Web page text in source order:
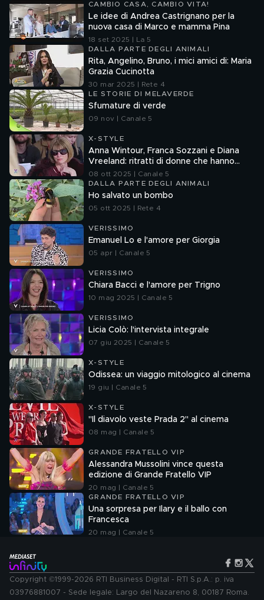
CAMBIO CASA, CAMBIO VITA!
Le idee di Andrea Castrignano per la
nuova casa di Marco e mamma Pina
18 set 2025 | La 5
DALLA PARTE DEGLI ANIMALI
Rita, Angelino, Bruno, i mici amici di: Maria
Grazia Cucinotta
30 mar 2025 | Rete 4
LE STORIE DI MELAVERDE
Sfumature di verde
09 nov | Canale 5
X-STYLE
Anna Wintour, Franca Sozzani e Diana
Vreeland: ritratti di donne che hanno
dettato tendenze
08 ott 2025 | Canale 5
DALLA PARTE DEGLI ANIMALI
Ho salvato un bombo
05 ott 2025 | Rete 4
VERISSIMO
Emanuel Lo e l'amore per Giorgia
05 apr | Canale 5
VERISSIMO
Chiara Bacci e l'amore per Trigno
10 mag 2025 | Canale 5
VERISSIMO
Licia Colò: l'intervista integrale
07 giu 2025 | Canale 5
X-STYLE
Odissea: un viaggio mitologico al cinema
19 giu | Canale 5
X-STYLE
"Il diavolo veste Prada 2" al cinema
08 mag | Canale 5
GRANDE FRATELLO VIP
Alessandra Mussolini vince questa
edizione di Grande Fratello VIP
20 mag | Canale 5
GRANDE FRATELLO VIP
Una sorpresa per Ilary e il ballo con
Francesca
20 mag | Canale 5
Copyright ©1999-2026 RTI Business Digital - RTI S.p.A.: p. iva
03976881007 - Sede legale: Largo del Nazareno 8, 00187 Roma.